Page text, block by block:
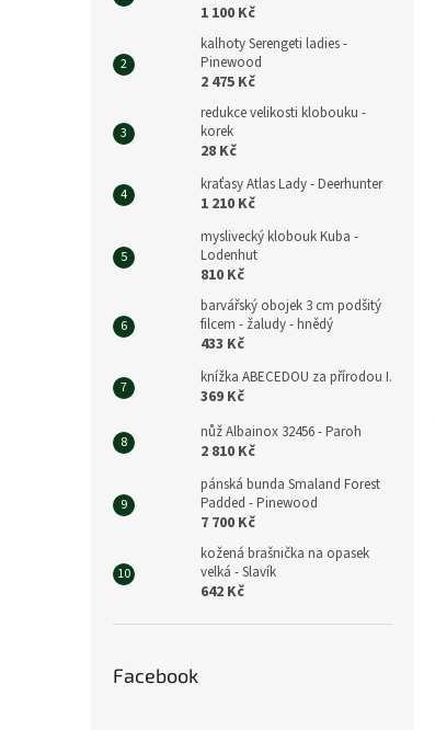
1 100 Kč
kalhoty Serengeti ladies -
Pinewood
2 475 Kč
redukce velikosti klobouku -
korek
28 Kč
kraťasy Atlas Lady - Deerhunter
1 210 Kč
myslivecký klobouk Kuba -
Lodenhut
810 Kč
barvářský obojek 3 cm podšitý
filcem - žaludy - hnědý
433 Kč
knížka ABECEDOU za přírodou I.
369 Kč
nůž Albainox 32456 - Paroh
2 810 Kč
pánská bunda Smaland Forest
Padded - Pinewood
7 700 Kč
kožená brašnička na opasek
velká - Slavík
642 Kč
Facebook